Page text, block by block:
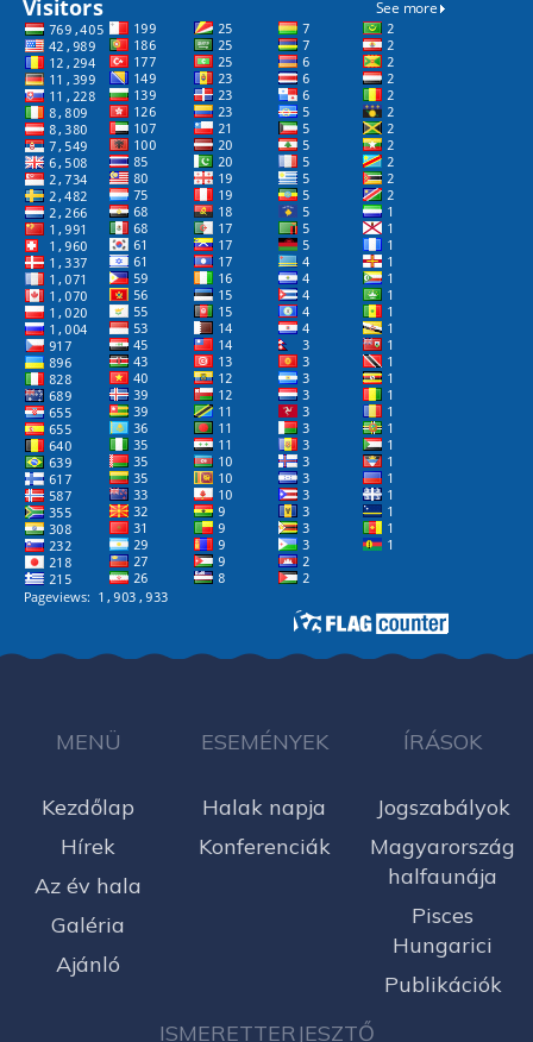
MENÜ
Kezdőlap
Hírek
Az év hala
Galéria
Ajánló
ESEMÉNYEK
Halak napja
Konferenciák
ÍRÁSOK
Jogszabályok
Magyarország
halfaunája
Pisces
Hungarici
Publikációk
ISMERETTERJESZTŐ